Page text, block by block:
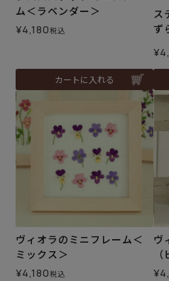
ム＜ラベンダー＞
¥4,180税込
カートに入れる
ス
ず
¥
ヴィオラのミニフレーム＜
ミックス＞
¥4,180税込
ヴ
¥